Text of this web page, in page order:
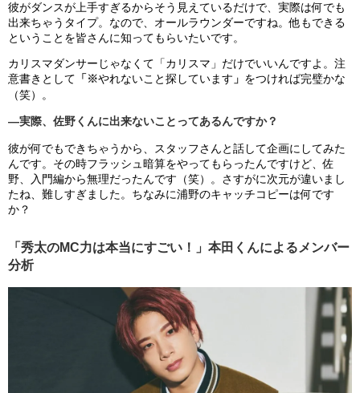
彼がダンスが上手すぎるからそう見えているだけで、実際は何でも
出来ちゃうタイプ。なので、オールラウンダーですね。他もできる
ということを皆さんに知ってもらいたいです。
カリスマダンサーじゃなくて「カリスマ」だけでいいんですよ。注
意書きとして 「※やれないこと探しています 」 をつければ完璧かな
（笑）。
―実際、佐野くんに出来ないことってあるんですか？
彼が何でもできちゃうから、スタッフさんと話して企画にしてみた
んです。その時フラッシュ暗算をやってもらったんですけど、佐
野、入門編から無理だったんです（笑）。さすがに次元が違いまし
たね、難しすぎました。ちなみに浦野のキャッチコピーは何です
か？
「秀太のMC力は本当にすごい！」本田くんによるメンバー
分析